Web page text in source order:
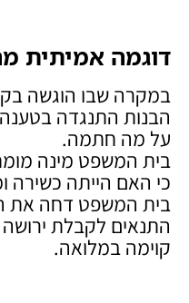
דוגמה אמיתית
במקרה שבו הוגשה
הבנות התנגדה
על מה חתמה.
בית המשפט מינה
כי האם הייתה כשירה
בית המשפט דחה את
התנאים לקבלת ירושה
קוימה במלואה.